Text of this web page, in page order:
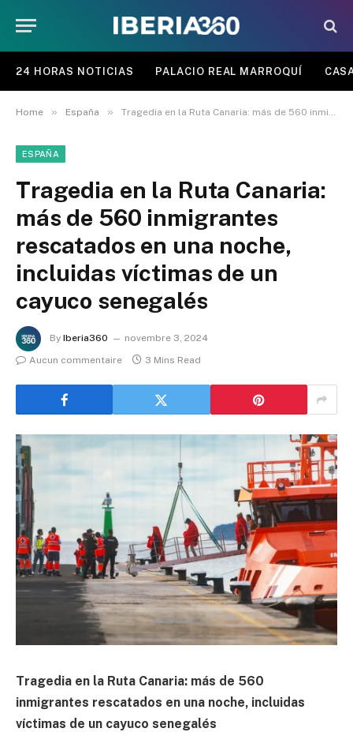
24 HORAS NOTICIAS PALACIO REAL MARROQUÍ
Home » España » Tragedia en la Ruta Canaria: más de 560 inmigrantes rescatados en una noche, incluidas víctimas de un cayuco senegalés
ESPAÑA
Tragedia en la Ruta Canaria:
más de 560 inmigrantes
rescatados en una noche,
incluidas víctimas de un
cayuco senegalés
By Iberia360
novembre 3, 2024
Aucun commentaire
3 Mins Read
Tragedia en la Ruta Canaria: más de 560
inmigrantes rescatados en una noche, incluidas
víctimas de un cayuco senegalés